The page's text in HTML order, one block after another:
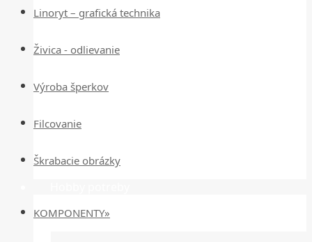
Linoryt – grafická technika
Živica - odlievanie
Výroba šperkov
Filcovanie
Škrabacie obrázky
KOMPONENTY»